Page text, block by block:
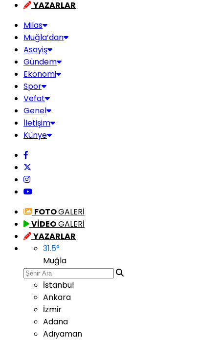
YAZARLAR
Milas
Muğla’dan
Asayiş
Gündem
Ekonomi
Spor
Vefat
Genel
İletişim
Künye
FOTOGALERİ
VİDEOGALERİ
YAZARLAR
31.5°
Muğla
İstanbul
Ankara
İzmir
Adana
Adıyaman